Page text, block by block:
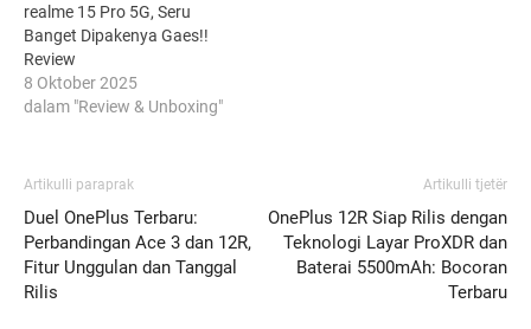
realme 15 Pro 5G, Seru
Banget Dipakenya Gaes!!
Review
8 Oktober 2025
dalam "Review & Unboxing"
Artikulli paraprak
Duel OnePlus Terbaru:
Perbandingan Ace 3 dan 12R,
Fitur Unggulan dan Tanggal
Rilis
Artikulli tjetër
OnePlus 12R Siap Rilis dengan
Teknologi Layar ProXDR dan
Baterai 5500mAh: Bocoran
Terbaru